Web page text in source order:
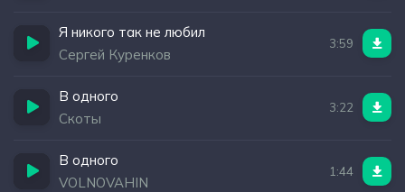
Я никого так не любил
Сергей Куренков
3:59
В одного
Скоты
3:22
В одного
VOLNOVAHIN
1:44